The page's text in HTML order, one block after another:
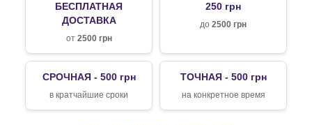
БЕСПЛАТНАЯ
ДОСТАВКА
от 2500 грн
250 грн
до 2500 грн
СРОЧНАЯ - 500 грн
в кратчайшие сроки
ТОЧНАЯ - 500 грн
на конкретное время